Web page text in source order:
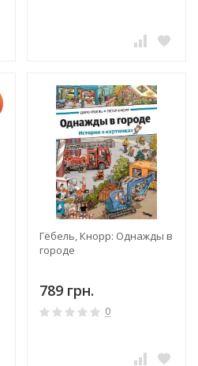
Гёбель, Кнорр: Однажды в
городе
789 грн.
0